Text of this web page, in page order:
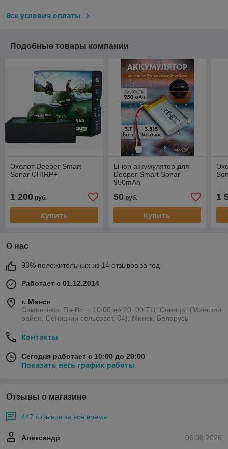
Все условия оплаты
Подобные товары компании
Эхолот Deeper Smart
Sonar CHIRP+
1 200 руб.
Купить
Li-ion аккумулятор для
Deeper Smart Sonar
950mAh
50руб.
Купить
1
О нас
93% положительных из 14 отзывов за год
Работает с 01.12.2014
г. Минск
Самовывоз: Пн-Вс: с 10:00 до 20: 00 ТЦ "Сеница" (Минский
район, Сеницкий сельсовет, 84), Минск, Беларусь
Контакты
Сегодня работает с 10:00 до 20:00
Показать весь график работы
Отзывы о магазине
447 отзывов за всё время
06.08.2026
Александр